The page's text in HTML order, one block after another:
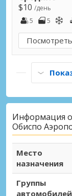
$10 /день
5
5
Информация
Обиспо
Место
назначения
Группы
автомобилей